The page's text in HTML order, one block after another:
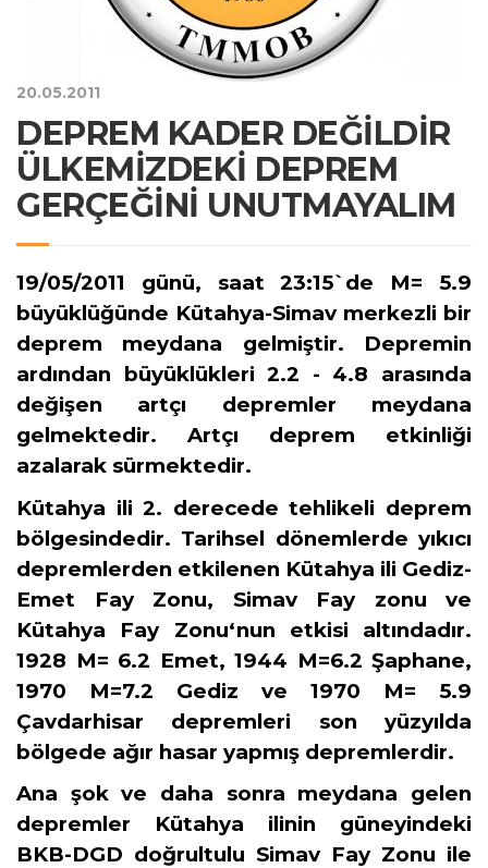
20.05.2011
DEPREM KADER DEĞİLDİR
ÜLKEMİZDEKİ DEPREM
GERÇEĞİNİ UNUTMAYALIM
19/05/2011 günü, saat 23:15`de M= 5.9
büyüklüğünde Kütahya-Simav merkezli bir
deprem meydana gelmiştir. Depremin
ardından büyüklükleri 2.2 - 4.8 arasında
değişen artçı depremler meydana
gelmektedir. Artçı deprem etkinliği
azalarak sürmektedir.
Kütahya ili 2. derecede tehlikeli deprem
bölgesindedir. Tarihsel dönemlerde yıkıcı
depremlerden etkilenen Kütahya ili Gediz-
Emet Fay Zonu, Simav Fay zonu ve
Kütahya Fay Zonu‘nun etkisi altındadır.
1928 M= 6.2 Emet, 1944 M=6.2 Şaphane,
1970 M=7.2 Gediz ve 1970 M= 5.9
Çavdarhisar depremleri son yüzyılda
bölgede ağır hasar yapmış depremlerdir.
Ana şok ve daha sonra meydana gelen
depremler Kütahya ilinin güneyindeki
BKB-DGD doğrultulu Simav Fay Zonu ile